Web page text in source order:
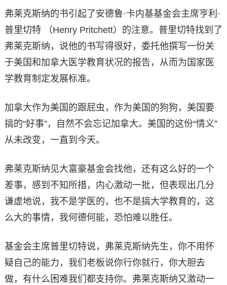
弗莱克斯纳的书引起了安德鲁·卡内基基金会主席亨利·
普里切特 （Henry Pritchett）的注意。普里切特找到了
弗莱克斯纳，说他的书写得很好，委托他撰写一份关
于美国和加拿大医学教育状况的报告，从而为国家医
学教育制定发展标准。
加拿大作为美国的跟屁虫，作为美国的狗狗，美国要
搞的“好事”，自然不会忘记加拿大。美国的这份“情义”
从未改变，一直到今天。
弗莱克斯纳见大富豪基金会找他，还有这么好的一个
差事，感到不知所措，内心激动一批，但表现出几分
谦虚地说，我不是学医的，也不是搞大学教育的，这
么大的事情，我何德何能，恐怕难以胜任。
基金会主席普里切特说，弗莱克斯纳先生，你不用怀
疑自己的能力，我们老板说你行你就行，你大胆去
做，有什么困难我们都支持你。弗莱克斯纳又激动一